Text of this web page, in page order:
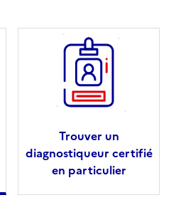
Trouver un
diagnostiqueur certifié
en particulier